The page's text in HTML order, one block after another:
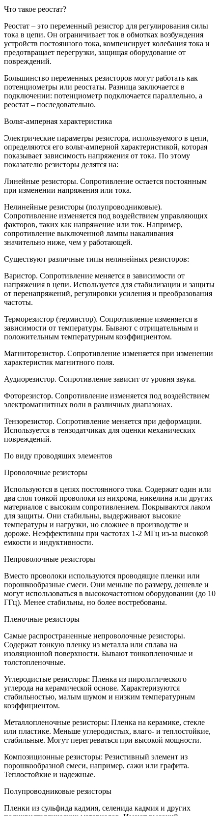
Что такое реостат?
Реостат – это переменный резистор для регулирования силы
тока в цепи. Он ограничивает ток в обмотках возбуждения
устройств постоянного тока, компенсирует колебания тока и
предотвращает перегрузки, защищая оборудование от
повреждений.
Большинство переменных резисторов могут работать как
потенциометры или реостаты. Разница заключается в
подключении: потенциометр подключается параллельно, а
реостат – последовательно.
Вольт-амперная характеристика
Электрические параметры резистора, используемого в цепи,
определяются его вольт-амперной характеристикой, которая
показывает зависимость напряжения от тока. По этому
показателю резисторы делятся на:
Линейные резисторы. Сопротивление остается постоянным
при изменении напряжения или тока.
Нелинейные резисторы (полупроводниковые).
Сопротивление изменяется под воздействием управляющих
факторов, таких как напряжение или ток. Например,
сопротивление выключенной лампы накаливания
значительно ниже, чем у работающей.
Существуют различные типы нелинейных резисторов:
Варистор. Сопротивление меняется в зависимости от
напряжения в цепи. Используется для стабилизации и защиты
от перенапряжений, регулировки усиления и преобразования
частоты.
Терморезистор (термистор). Сопротивление изменяется в
зависимости от температуры. Бывают с отрицательным и
положительным температурным коэффициентом.
Магниторезистор. Сопротивление изменяется при изменении
характеристик магнитного поля.
Аудиорезистор. Сопротивление зависит от уровня звука.
Фоторезистор. Сопротивление изменяется под воздействием
электромагнитных волн в различных диапазонах.
Тензорезистор. Сопротивление меняется при деформации.
Используется в тензодатчиках для оценки механических
повреждений.
По виду проводящих элементов
Проволочные резисторы
Используются в цепях постоянного тока. Содержат один или
два слоя тонкой проволоки из нихрома, никелина или других
материалов с высоким сопротивлением. Покрываются лаком
для защиты. Они стабильны, выдерживают высокие
температуры и нагрузки, но сложнее в производстве и
дороже. Неэффективны при частотах 1-2 МГц из-за высокой
емкости и индуктивности.
Непроволочные резисторы
Вместо проволоки используются проводящие пленки или
порошкообразные смеси. Они меньше по размеру, дешевле и
могут использоваться в высокочастотном оборудовании (до 10
ГГц). Менее стабильны, но более востребованы.
Пленочные резисторы
Самые распространенные непроволочные резисторы.
Содержат тонкую пленку из металла или сплава на
изоляционной поверхности. Бывают тонкопленочные и
толстопленочные.
Углеродистые резисторы: Пленка из пиролитического
углерода на керамической основе. Характеризуются
стабильностью, малым шумом и низким температурным
коэффициентом.
Металлопленочные резисторы: Пленка на керамике, стекле
или пластике. Меньше углеродистых, влаго- и теплостойкие,
стабильные. Могут перегреваться при высокой мощности.
Композиционные резисторы: Резистивный элемент из
порошкообразной смеси, например, сажи или графита.
Теплостойкие и надежные.
Полупроводниковые резисторы
Пленки из сульфида кадмия, селенида кадмия и других